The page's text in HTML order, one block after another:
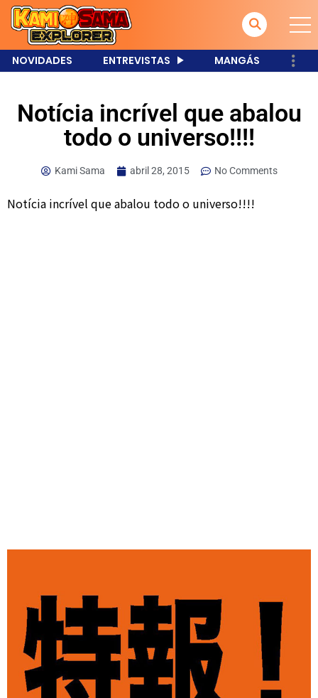
NOVIDADES ENTREVISTAS MANGÁS
Notícia incrível que abalou
todo o universo!!!!
Kami Sama abril 28, 2015 No Comments
Notícia incrível que abalou todo o universo!!!!